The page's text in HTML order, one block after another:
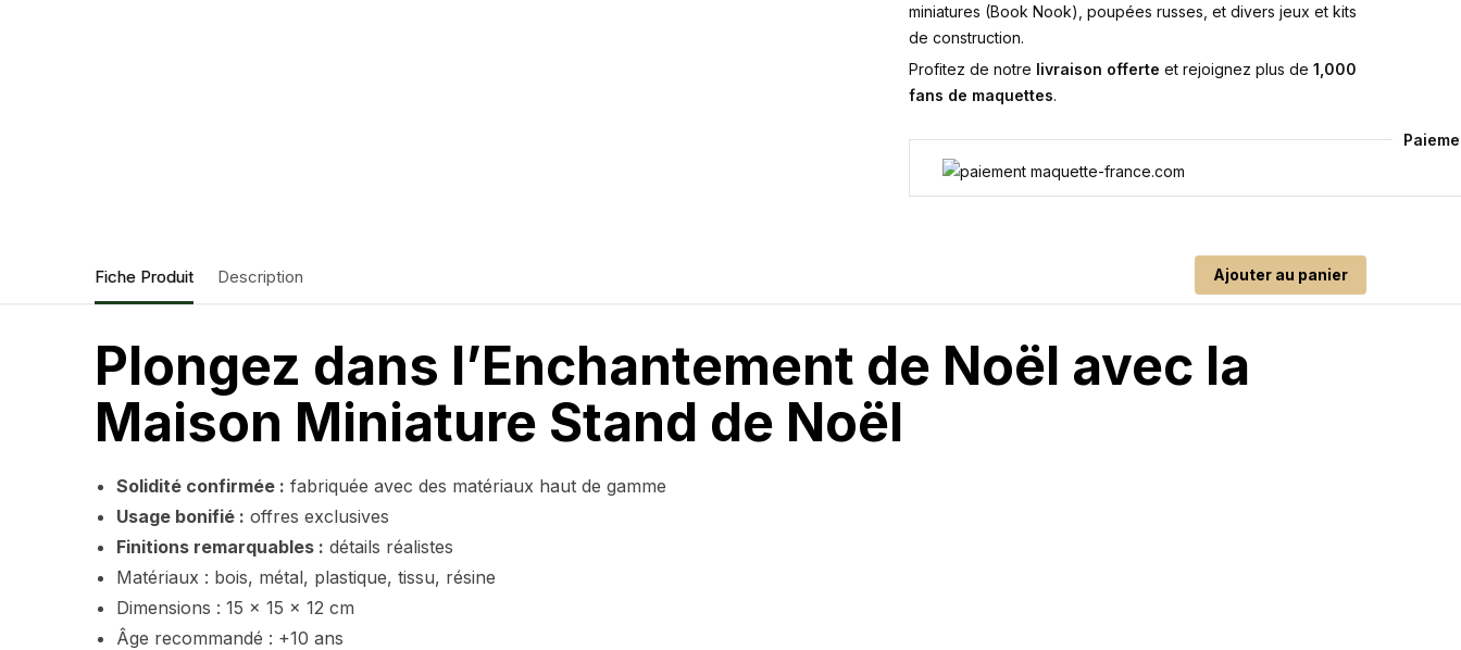
miniatures (Book Nook), poupées russes, et divers jeux et kits
de construction.
Profitez de notre livraison offerte et rejoignez plus de 1,000
fans de maquettes.
Fiche Produit Description Ajouter au panier
Plongez dans l’Enchantement de Noël avec la
Maison Miniature Stand de Noël
Solidité confirmée : fabriquée avec des matériaux haut de gamme
Usage bonifié : offres exclusives
Finitions remarquables : détails réalistes
Matériaux : bois, métal, plastique, tissu, résine
Dimensions :15 x15 x 12 cm
Âge recommandé : +10 ans